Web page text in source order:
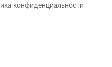
конфиденциальности